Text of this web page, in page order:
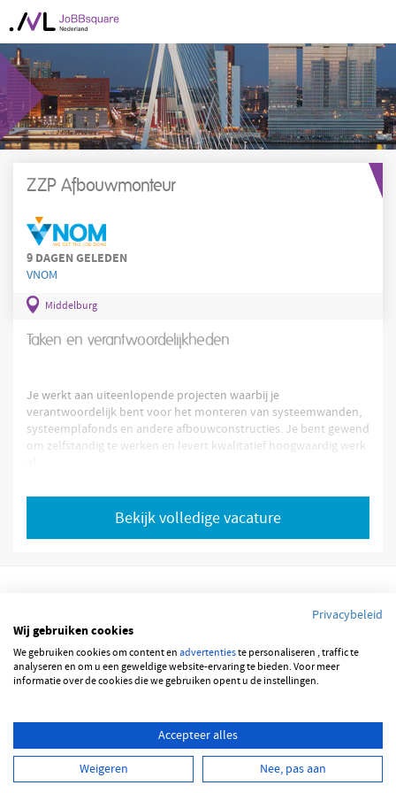
ZZP Afbouwmonteur
9 DAGEN GELEDEN
VNOM
Middelburg
Taken en verantwoordelijkheden
Je werkt aan uiteenlopende projecten waarbij je
verantwoordelijk bent voor het monteren van systeemwanden,
systeemplafonds en andere afbouwconstructies. Je bent gewend
om zelfstandig te werken en levert kwalitatief hoogwaardig werk
Monteren van systeemwanden en plafonds;
Plaatsen van metal stud wanden;
Uitvoeren van afbouwwerkzaamheden vanaf tekening;
ontvangen omtrent deze vacature. Deze vacature is echter wel
actueel.
Bekijk volledige vacature
Bekijk volledige vacature
© 2026 JOBBSQUARE
NEDERLANDS ENGLISH
Privacybeleid
Wij gebruiken cookies
We gebruiken cookies om content en advertentieste personaliseren , traffic te
analyseren en om u een geweldige website-ervaring te bieden. Voor meer
informatie over de cookies die we gebruiken opent u de instellingen.
Accepteer alles
Weigeren Nee, pas aan